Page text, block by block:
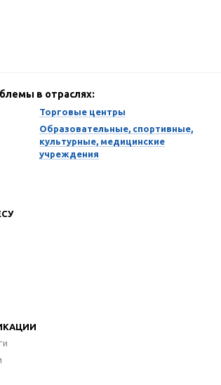
в отраслях:
Торговые центры
Образовательные, спортивные,
культурные, медицинские
учреждения